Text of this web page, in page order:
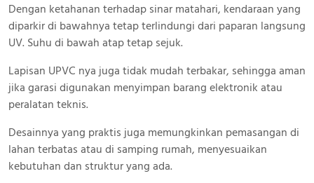
Dengan ketahanan terhadap sinar matahari, kendaraan yang
diparkir di bawahnya tetap terlindungi dari paparan langsung
UV. Suhu di bawah atap tetap sejuk.
Lapisan UPVC nya juga tidak mudah terbakar, sehingga aman
jika garasi digunakan menyimpan barang elektronik atau
peralatan teknis.
Desainnya yang praktis juga memungkinkan pemasangan di
lahan terbatas atau di samping rumah, menyesuaikan
kebutuhan dan struktur yang ada.